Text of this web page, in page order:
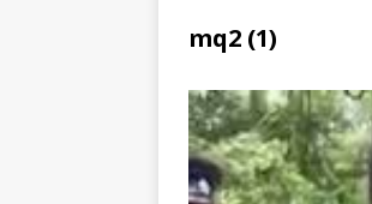
[
mq2 (1)